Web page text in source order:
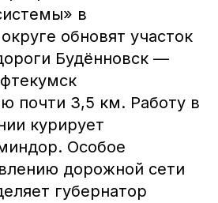
в
обновят участок
Будённовск —
почти 3,5 км. Работу в
курирует
Особое
дорожной сети
губернатор